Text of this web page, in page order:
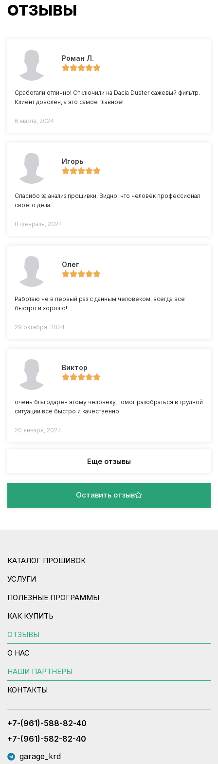
ОТЗЫВЫ
Роман Л.
Сработали отлично! Отключили на Dacia Duster сажевый фильтр.
Клиент доволен, а это самое главное!
6 марта, 2024
Игорь
Спасибо за анализ прошивки. Видно, что человек профессионал
своего дела.
8 февраля, 2024
Олег
Работаю не в первый раз с данным человеком, всегда все
быстро и хорошо!
29 октября, 2024
Виктор
очень благодарен этому человеку помог разобраться в трудной
ситуации все быстро и качественно
20 января, 2024
Еще отзывы
Оставить отзыв
КАТАЛОГ ПРОШИВОК
УСЛУГИ
ПОЛЕЗНЫЕ ПРОГРАММЫ
КАК КУПИТЬ
ОТЗЫВЫ
О НАС
НАШИ ПАРТНЕРЫ
КОНТАКТЫ
+7-(961)-588-82-40
+7-(961)-582-82-40
garage_krd